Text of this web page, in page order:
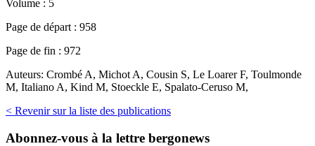
Volume : 5
Page de départ : 958
Page de fin : 972
Auteurs: Crombé A, Michot A, Cousin S, Le Loarer F, Toulmonde
M, Italiano A, Kind M, Stoeckle E, Spalato-Ceruso M,
< Revenir sur la liste des publications
Abonnez-vous à la lettre bergonews